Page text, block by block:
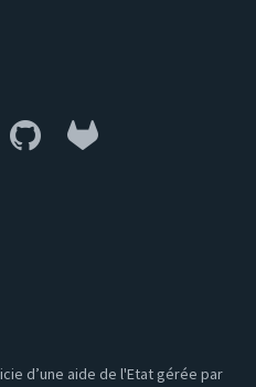
d’une aide de l'Etat gérée par